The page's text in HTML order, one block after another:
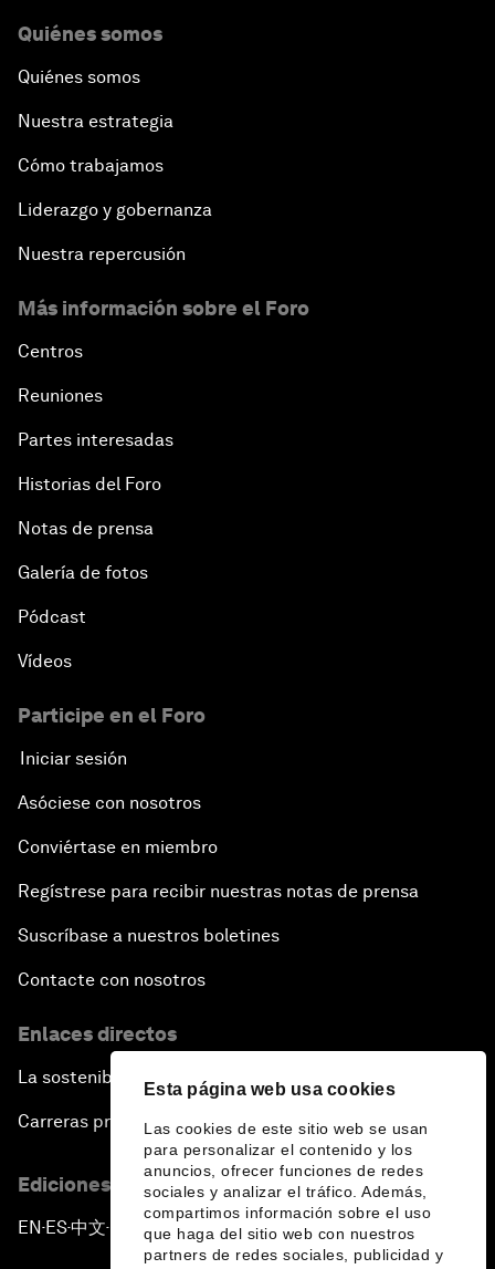
Esta página web usa cookies
Las cookies de este sitio web se usan
para personalizar el contenido y los
anuncios, ofrecer funciones de redes
sociales y analizar el tráfico. Además,
compartimos información sobre el uso
que haga del sitio web con nuestros
partners de redes sociales, publicidad y
Quiénes somos
Quiénes somos
Nuestra estrategia
Cómo trabajamos
Liderazgo y gobernanza
Nuestra repercusión
Más información sobre el Foro
Centros
Reuniones
Partes interesadas
Historias del Foro
Notas de prensa
Galería de fotos
Pódcast
Vídeos
Participe en el Foro
Iniciar sesión
Asóciese con nosotros
Conviértase en miembro
Regístrese para recibir nuestras notas de prensa
Suscríbase a nuestros boletines
Contacte con nosotros
Enlaces directos
La sostenibilidad en el Foro
Carreras profesionales
Ediciones en otros idiomas
EN ▪ ES▪中文▪ 日本語